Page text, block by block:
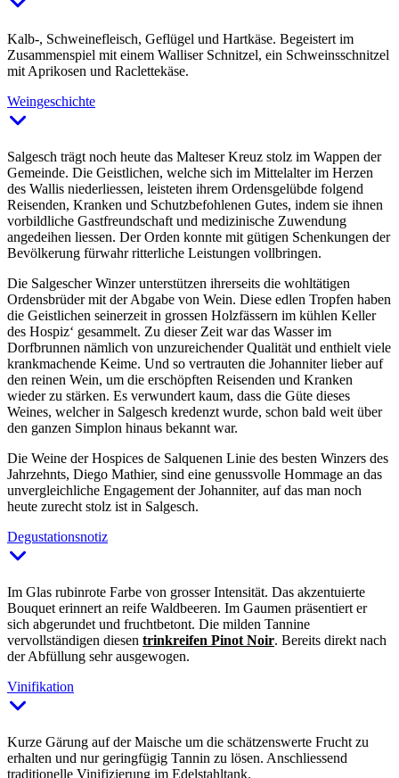
Kalb-, Schweinefleisch, Geflügel und Hartkäse. Begeistert im
Zusammenspiel mit einem Walliser Schnitzel, ein Schweinsschnitzel
mit Aprikosen und Raclettekäse.
Weingeschichte
Salgesch trägt noch heute das Malteser Kreuz stolz im Wappen der
Gemeinde. Die Geistlichen, welche sich im Mittelalter im Herzen
des Wallis niederliessen, leisteten ihrem Ordensgelübde folgend
Reisenden, Kranken und Schutzbefohlenen Gutes, indem sie ihnen
vorbildliche Gastfreundschaft und medizinische Zuwendung
angedeihen liessen. Der Orden konnte mit gütigen Schenkungen der
Bevölkerung fürwahr ritterliche Leistungen vollbringen.
Die Salgescher Winzer unterstützen ihrerseits die wohltätigen
Ordensbrüder mit der Abgabe von Wein. Diese edlen Tropfen haben
die Geistlichen seinerzeit in grossen Holzfässern im kühlen Keller
des Hospiz‘ gesammelt. Zu dieser Zeit war das Wasser im
Dorfbrunnen nämlich von unzureichender Qualität und enthielt viele
krankmachende Keime. Und so vertrauten die Johanniter lieber auf
den reinen Wein, um die erschöpften Reisenden und Kranken
wieder zu stärken. Es verwundert kaum, dass die Güte dieses
Weines, welcher in Salgesch kredenzt wurde, schon bald weit über
den ganzen Simplon hinaus bekannt war.
Die Weine der Hospices de Salquenen Linie des besten Winzers des
Jahrzehnts, Diego Mathier, sind eine genussvolle Hommage an das
unvergleichliche Engagement der Johanniter, auf das man noch
heute zurecht stolz ist in Salgesch.
Degustationsnotiz
Im Glas rubinrote Farbe von grosser Intensität. Das akzentuierte
Bouquet erinnert an reife Waldbeeren. Im Gaumen präsentiert er
sich abgerundet und fruchtbetont. Die milden Tannine
vervollständigen diesen trinkreifen Pinot Noir. Bereits direkt nach
der Abfüllung sehr ausgewogen.
Vinifikation
Kurze Gärung auf der Maische um die schätzenswerte Frucht zu
erhalten und nur geringfügig Tannin zu lösen. Anschliessend
traditionelle Vinifizierung im Edelstahltank.